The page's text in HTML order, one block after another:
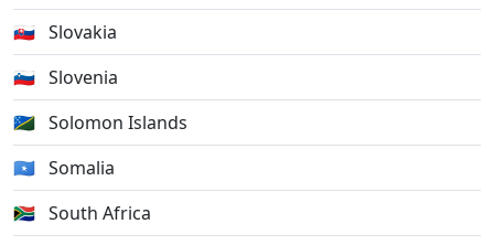
🇸🇰 Slovakia
🇸🇮 Slovenia
🇸🇧 Solomon Islands
🇸🇴 Somalia
🇿🇦 South Africa